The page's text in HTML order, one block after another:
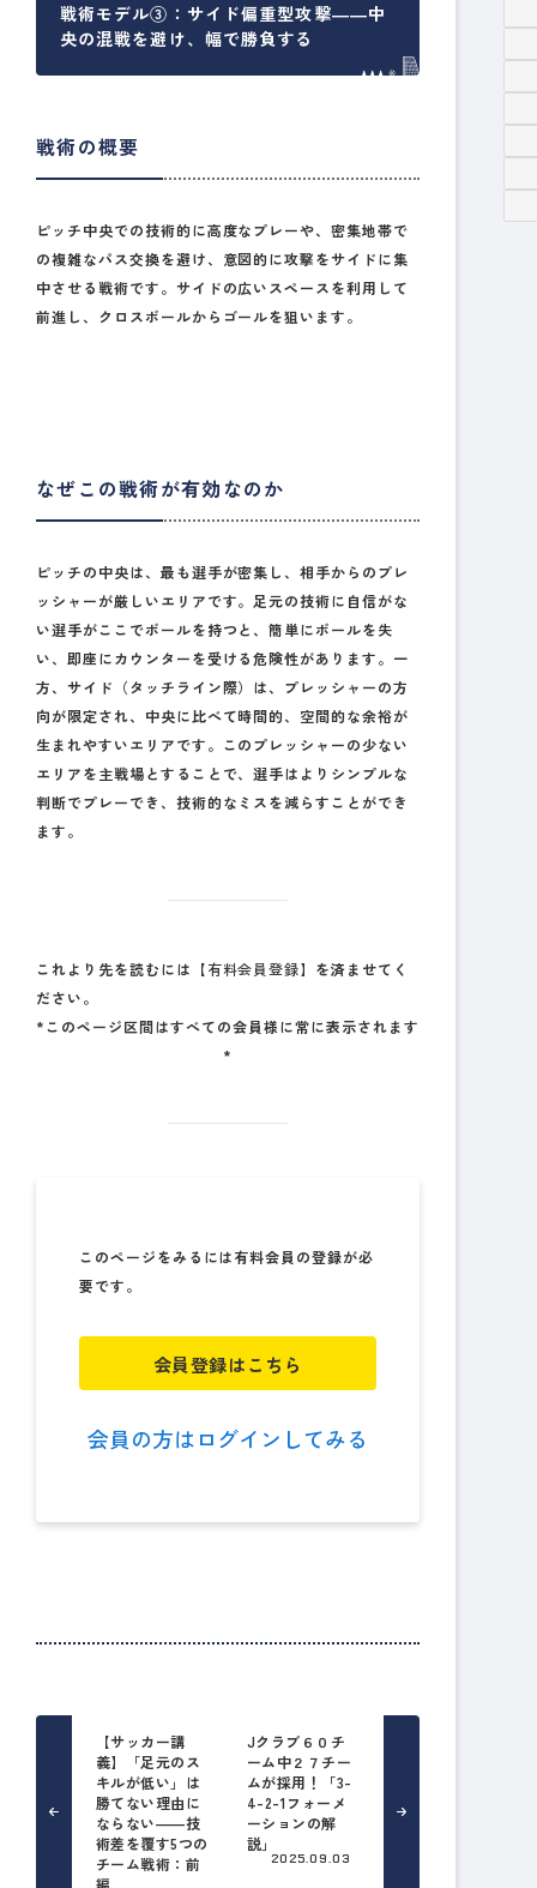
戦術モデル③：サイド偏重型攻撃――中
央の混戦を避け、幅で勝負する
戦術の概要
ピッチ中央での技術的に高度なプレーや、密集地帯で
の複雑なパス交換を避け、意図的に攻撃をサイドに集
中させる戦術です。サイドの広いスペースを利用して
前進し、クロスボールからゴールを狙います。
なぜこの戦術が有効なのか
ピッチの中央は、最も選手が密集し、相手からのプレ
ッシャーが厳しいエリアです。足元の技術に自信がな
い選手がここでボールを持つと、簡単にボールを失
い、即座にカウンターを受ける危険性があります。一
方、サイド（タッチライン際）は、プレッシャーの方
向が限定され、中央に比べて時間的、空間的な余裕が
生まれやすいエリアです。このプレッシャーの少ない
エリアを主戦場とすることで、選手はよりシンプルな
判断でプレーでき、技術的なミスを減らすことができ
ます。
これより先を読むには 【有料会員登録】 を済ませてく
ださい。
*このページ区間はすべての会員様に常に表示されます
*
このページをみるには有料会員の登録が必
要です。
会員登録はこちら
会員の方はログインしてみる
【サッカー講
義】「足元のス
キルが低い」は
勝てない理由に
ならない――技
術差を覆す5つの
チーム戦術：前
編
Jクラブ６０チ
ーム中２７チー
ムが採用！「3-
4-2-1フォーメ
ーションの解
説」
2025.09.03